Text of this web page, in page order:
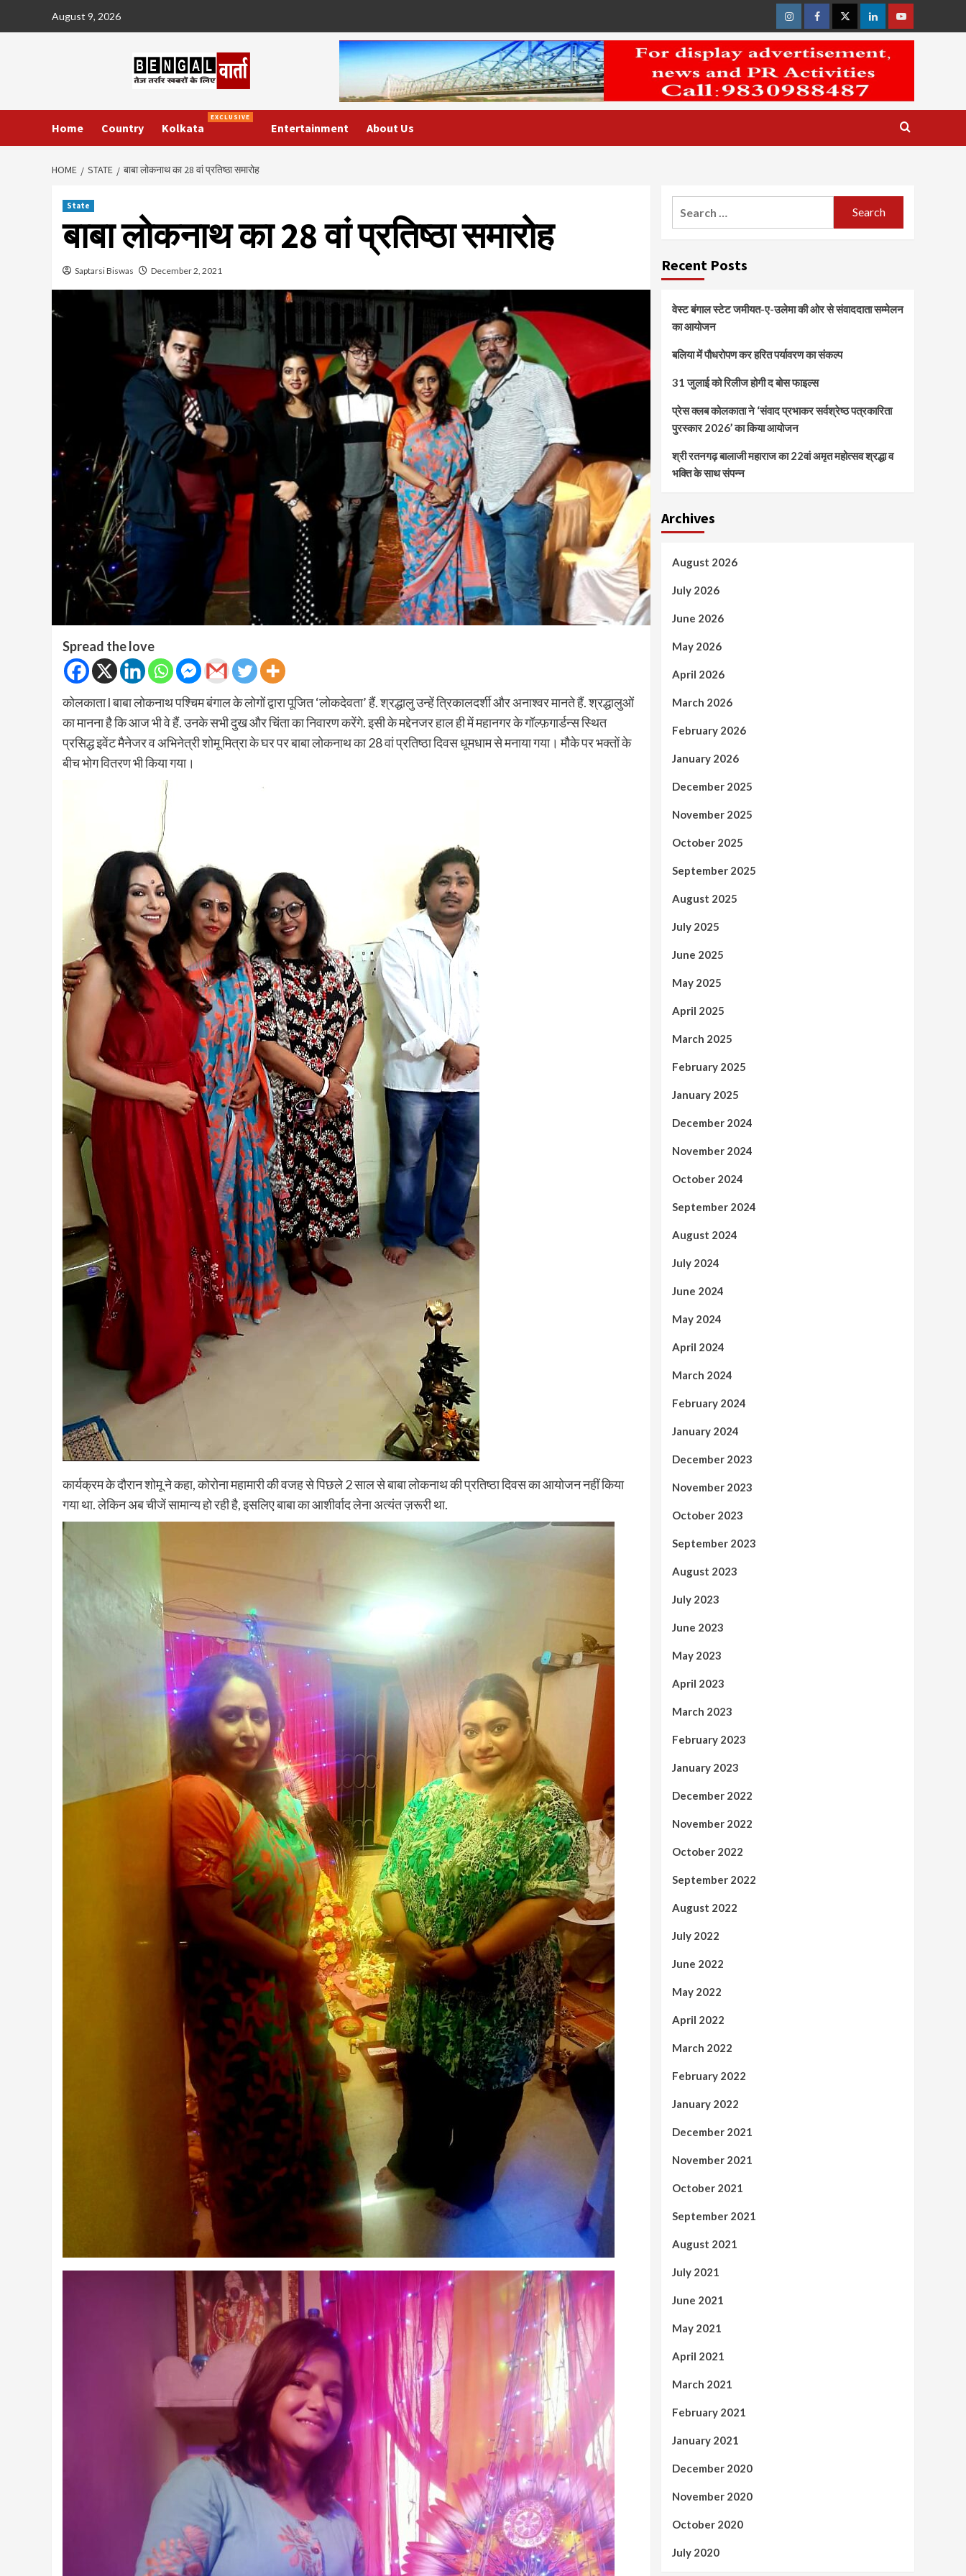
August 9, 2026
InstagramFacebookTwitterLinkedinYoutube
Home Country Kolkata
EXCLUSIVE
Entertainment About Us
HOME STATE बाबा लोकनाथ का 28 वां प्रतिष्ठा समारोह
State
बाबा लोकनाथ का 28 वां प्रतिष्ठा समारोह
Saptarsi Biswas December 2, 2021
Spread the love
कोलकाता l बाबा लोकनाथ पश्चिम बंगाल के लोगों द्वारा पूजित ‘लोकदेवता’ हैं. श्रद्धालु उन्हें त्रिकालदर्शी और अनाश्वर मानते हैं. श्रद्धालुओं
का मानना है कि आज भी वे हैं. उनके सभी दुख और चिंता का निवारण करेंगे. इसी के मद्देनजर हाल ही में महानगर के गॉल्फ़गार्डन्स स्थित
प्रसिद्ध इवेंट मैनेजर व अभिनेत्री शोमू मित्रा के घर पर बाबा लोकनाथ का 28 वां प्रतिष्ठा दिवस धूमधाम से मनाया गया। मौके पर भक्तों के
बीच भोग वितरण भी किया गया।
कार्यक्रम के दौरान शोमू ने कहा, कोरोना महामारी की वजह से पिछले 2 साल से बाबा लोकनाथ की प्रतिष्ठा दिवस का आयोजन नहीं किया
गया था. लेकिन अब चीजें सामान्य हो रही है, इसलिए बाबा का आशीर्वाद लेना अत्यंत ज़रूरी था.
Recent Posts
वेस्ट बंगाल स्टेट जमीयत-ए-उलेमा की ओर से संवाददाता सम्मेलन
का आयोजन
बलिया में पौधरोपण कर हरित पर्यावरण का संकल्प
31 जुलाई को रिलीज होगी द बोस फाइल्स
प्रेस क्लब कोलकाता ने ‘संवाद प्रभाकर सर्वश्रेष्ठ पत्रकारिता
पुरस्कार 2026’ का किया आयोजन
श्री रतनगढ़ बालाजी महाराज का 22वां अमृत महोत्सव श्रद्धा व
भक्ति के साथ संपन्न
Archives
August 2026
July 2026
June 2026
May 2026
April 2026
March 2026
February 2026
January 2026
December 2025
November 2025
October 2025
September 2025
August 2025
July 2025
June 2025
May 2025
April 2025
March 2025
February 2025
January 2025
December 2024
November 2024
October 2024
September 2024
August 2024
July 2024
June 2024
May 2024
April 2024
March 2024
February 2024
January 2024
December 2023
November 2023
October 2023
September 2023
August 2023
July 2023
June 2023
May 2023
April 2023
March 2023
February 2023
January 2023
December 2022
November 2022
October 2022
September 2022
August 2022
July 2022
June 2022
May 2022
April 2022
March 2022
February 2022
January 2022
December 2021
November 2021
October 2021
September 2021
August 2021
July 2021
June 2021
May 2021
April 2021
March 2021
February 2021
January 2021
December 2020
November 2020
October 2020
July 2020